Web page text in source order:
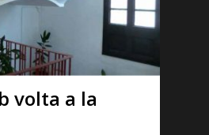
volta a la